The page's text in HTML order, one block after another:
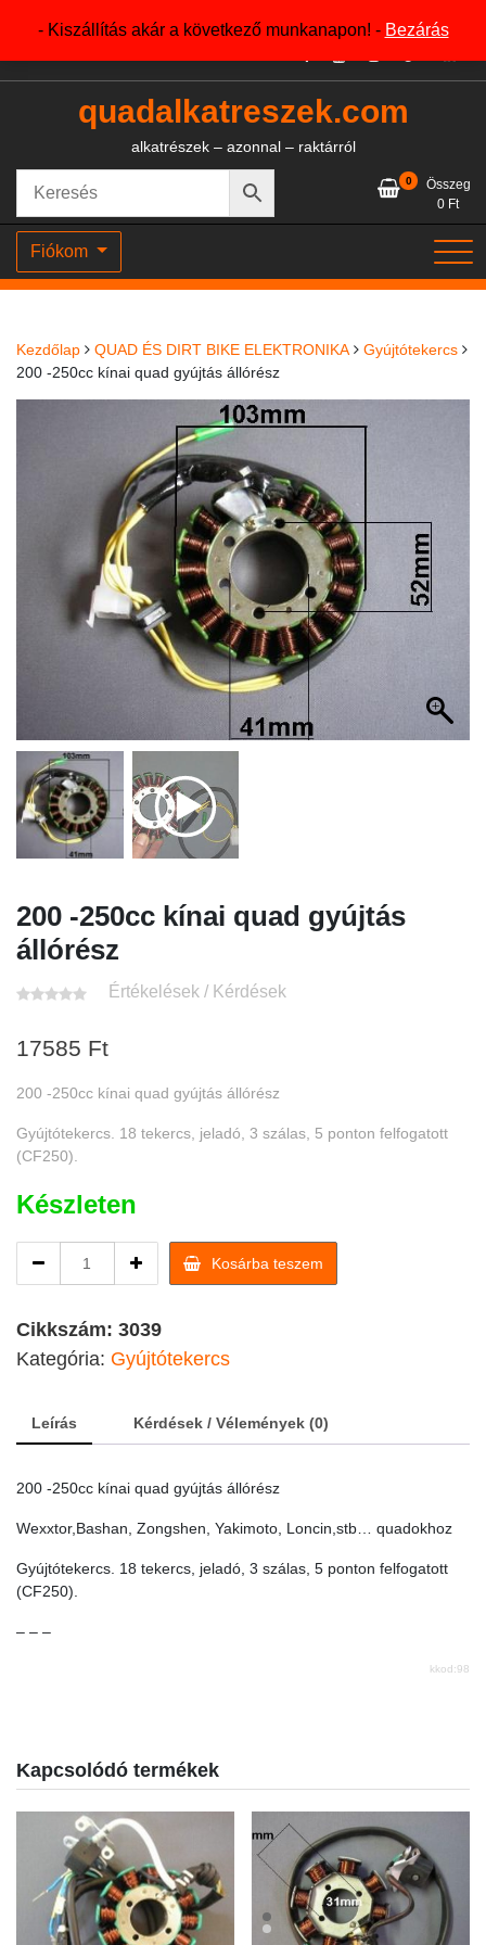
- Kiszállítás akár a következő munkanapon! - Bezárás
+36204327386
quadalkatreszek.com
alkatrészek – azonnal – raktárról
0
Összeg
0 Ft
Fiókom
Kezdőlap QUAD ÉS DIRT BIKE ELEKTRONIKA
Gyújtótekercs
200 -250cc kínai quad gyújtás állórész
200 -250cc kínai quad gyújtás
állórész
Értékelések / Kérdések
17585 Ft
200 -250cc kínai quad gyújtás állórész
Gyújtótekercs. 18 tekercs, jeladó, 3 szálas, 5 ponton felfogatott
(CF250).
Készleten
-250cc
quad
állórész
Kosárba teszem
Cikkszám: 3039
Kategória: Gyújtótekercs
Leírás Kérdések / Vélemények (0)
200 -250cc kínai quad gyújtás állórész
Wexxtor,Bashan, Zongshen, Yakimoto, Loncin,stb… quadokhoz
Gyújtótekercs. 18 tekercs, jeladó, 3 szálas, 5 ponton felfogatott
(CF250).
– – –
kkod:98
Kapcsolódó termékek